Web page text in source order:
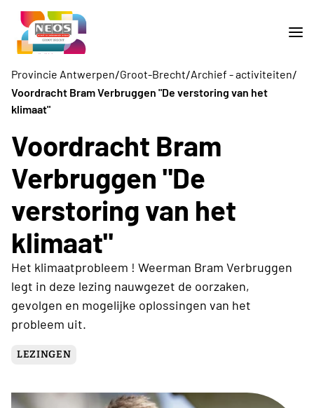
Provincie Antwerpen/Groot-Brecht/Archief - activiteiten/
Voordracht Bram Verbruggen "De verstoring van het
klimaat"
Voordracht Bram
Verbruggen "De
verstoring van het
klimaat"
Het klimaatprobleem ! Weerman Bram Verbruggen
legt in deze lezing nauwgezet de oorzaken,
gevolgen en mogelijke oplossingen van het
probleem uit.
LEZINGEN